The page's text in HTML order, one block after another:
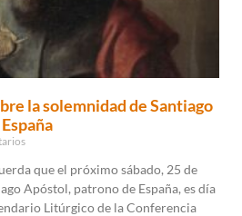
la solemnidad de Santiago
que el próximo sábado, 25 de
Apóstol, patrono de España, es día
Litúrgico de la Conferencia